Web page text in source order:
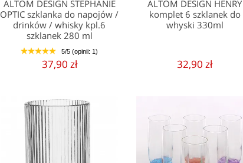
ALTOM DESIGN STEPHANIE
OPTIC szklanka do napojów /
drinków / whisky kpl.6
szklanek 280 ml
1 2 3 4 5 5/5 (opinii: 1)
37,90 zł
ALTOM DESIGN HENRY
komplet 6 szklanek do
whyski 330ml
32,90 zł